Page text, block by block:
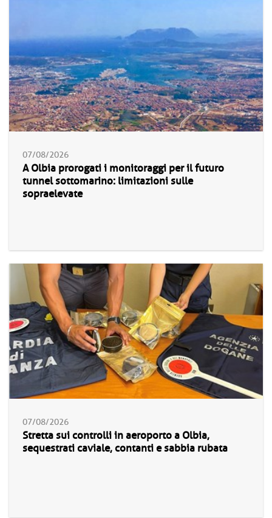
07/08/2026
A Olbia prorogati i monitoraggi per il futuro
tunnel sottomarino: limitazioni sulle
sopraelevate
07/08/2026
Stretta sui controlli in aeroporto a Olbia,
sequestrati caviale, contanti e sabbia rubata